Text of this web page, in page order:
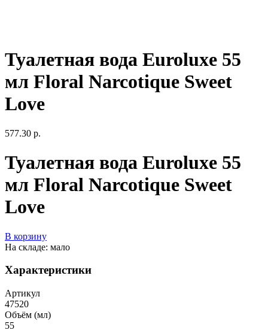
Туалетная вода Euroluxe 55
мл Floral Narcotique Sweet
Love
577.30 р.
Туалетная вода Euroluxe 55
мл Floral Narcotique Sweet
Love
В корзину
На складе: мало
Характеристики
Артикул
47520
Объём (мл)
55